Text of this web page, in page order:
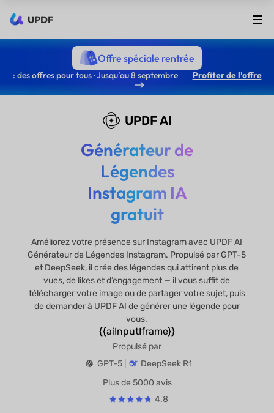
UPDF
Offre spéciale rentrée
: des offres pour tous · Jusqu’au 8 septembre Profiter de l’offre
UPDF AI
Générateur de
Légendes
Instagram IA
gratuit
Améliorez votre présence sur Instagram avec UPDF AI
Générateur de Légendes Instagram. Propulsé par GPT-5
et DeepSeek, il crée des légendes qui attirent plus de
vues, de likes et d’engagement — il vous suffit de
télécharger votre image ou de partager votre sujet, puis
de demander à UPDF AI de générer une légende pour
vous.
{{aiInputIframe}}
Propulsé par